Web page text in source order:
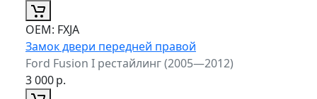
ОЕМ: FXJA
Замок двери передней правой
Ford Fusion I рестайлинг (2005—2012)
3 000р.